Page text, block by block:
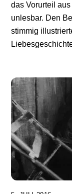
das Vorurteil
unlesbar. Den
stimmig